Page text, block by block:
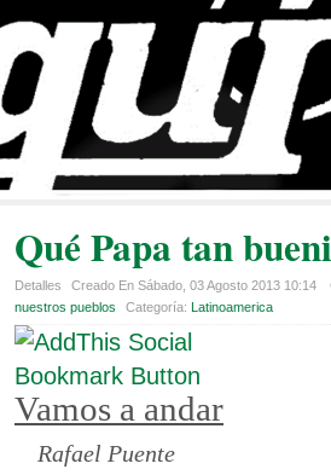
Qué Papa tan
Detalles Creado En Sábado, 03 Agosto 2013 10:14
nuestros pueblos
Categoría: Latinoamerica
Vamos a andar
Rafael Puente